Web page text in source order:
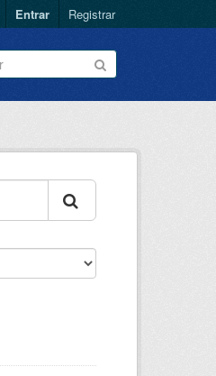
Entrar Registrar